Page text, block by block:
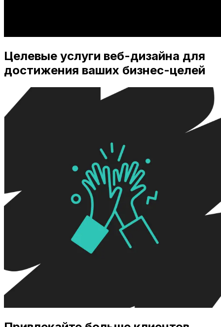
Целевые услуги веб-дизайна для
достижения ваших бизнес-целей